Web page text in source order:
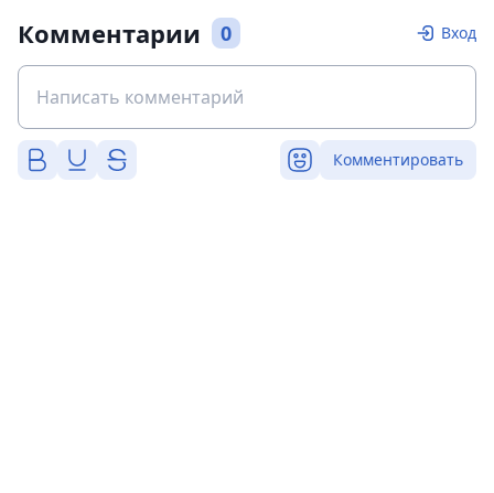
Комментарии 0 Вход
Комментировать